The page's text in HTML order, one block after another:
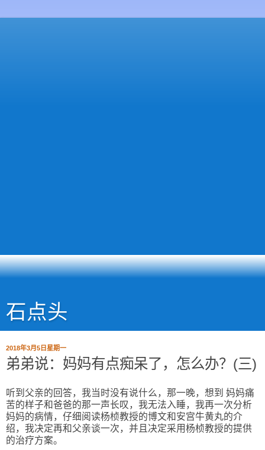
石点头
2018年3月5日星期一
弟弟说：妈妈有点痴呆了，怎么办？(三)
听到父亲的回答，我当时没有说什么，那一晚，想到 妈妈痛
苦的样子和爸爸的那一声长叹，我无法入睡，我再一次分析
妈妈的病情，仔细阅读杨桢教授的博文和安宫牛黄丸的介
绍，我决定再和父亲谈一次，并且决定采用杨桢教授的提供
的治疗方案。